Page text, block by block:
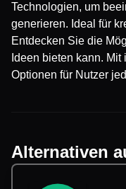
Technologien, um
generieren. Ideal für
Entdecken Sie die
Ideen bieten kann.
Optionen für Nutzer
Alternativen